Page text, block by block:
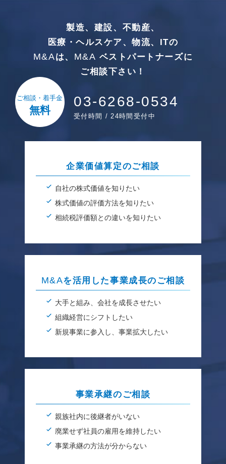
ご相談・着手金
無料
製造、建設、不動産、
医療・ヘルスケア、物流、ITの
M&Aは、 M&A ベストパートナーズに
ご相談下さい！
03-6268-0534
受付時間 / 24時間受付中
企業価値算定のご相談
自社の株式価値を知りたい
株式価値の評価方法を知りたい
相続税評価額との違いを知りたい
M&Aを活用した事業成長のご相談
大手と組み、会社を成長させたい
組織経営にシフトしたい
新規事業に参入し、事業拡大したい
事業承継のご相談
親族社内に後継者がいない
廃業せず社員の雇用を維持したい
事業承継の方法が分からない